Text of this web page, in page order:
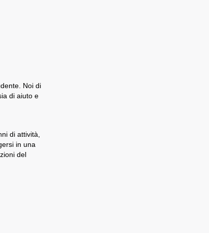
Noi di
di aiuto e
di attività,
in una
del